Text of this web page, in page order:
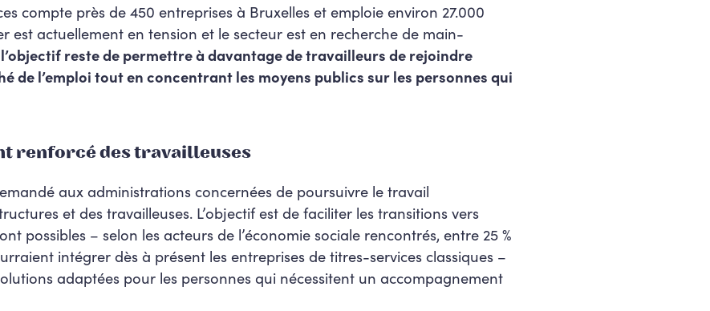
compte près de 450 entreprises à Bruxelles et emploie environ 27.000
est actuellement en tension et le secteur est en recherche de main-
l’objectif reste de permettre à davantage de travailleurs de rejoindre
de l’emploi tout en concentrant les moyens publics sur les personnes qui
renforcé des travailleuses
aux administrations concernées de poursuivre le travail
et des travailleuses. L’objectif est de faciliter les transitions vers
possibles – selon les acteurs de l’économie sociale rencontrés, entre 25 %
intégrer dès à présent les entreprises de titres-services classiques –
adaptées pour les personnes qui nécessitent un accompagnement